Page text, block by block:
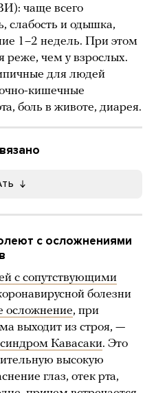
чаще всего
слабость и одышка,
1–2 недель. При этом
реже, чем у взрослых.
для людей
кишечные
боль в животе, диарея.
с осложнениями
с сопутствующими
болезни
осложнение, при
выходит из строя, —
Кавасаки. Это
высокую
глаз, отек рта,